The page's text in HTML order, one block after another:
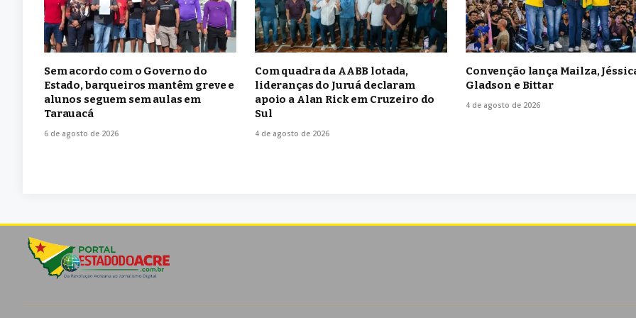
Sem acordo com o Governo do
Estado, barqueiros mantêm greve e
alunos seguem sem aulas em
Tarauacá
6 de agosto de 2026
Com quadra da AABB lotada,
lideranças do Juruá declaram
apoio a Alan Rick em Cruzeiro do
Sul
4 de agosto de 2026
Convenção lança Mailza,
Gladson e Bittar
4 de agosto de 2026